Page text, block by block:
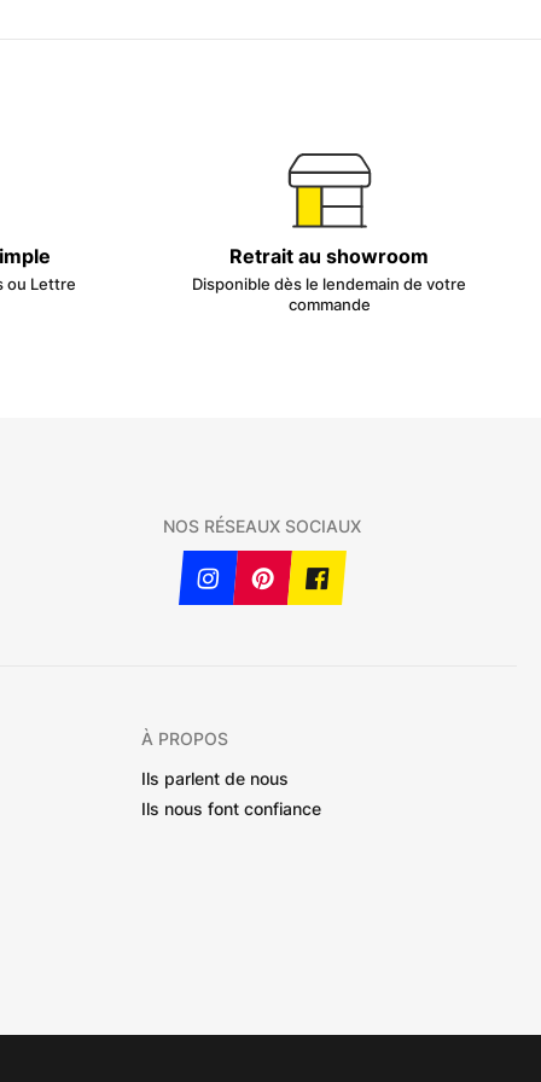
ou Lettre
Retrait au showroom
Disponible dès le lendemain de votre
commande
NOS RÉSEAUX SOCIAUX
À PROPOS
Ils parlent de nous
Ils nous font confiance